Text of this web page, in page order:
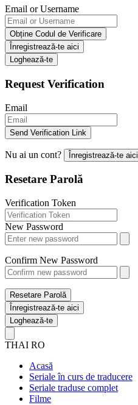
Email or Username
Obține Codul de Verificare
Înregistrează-te aici
Loghează-te
Request Verification
Email
Send Verification Link
Nu ai un cont? Înregistrează-te aici
Resetare Parolă
Verification Token
New Password
Confirm New Password
Resetare Parolă
Înregistrează-te aici
Loghează-te
THAI RO
Acasă
Seriale în curs de traducere
Seriale traduse complet
Filme